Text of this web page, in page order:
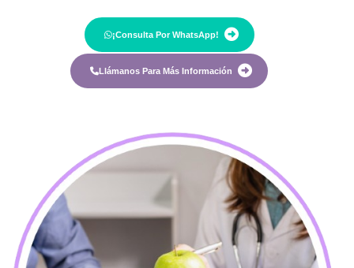
¡Consulta Por WhatsApp!
Llámanos Para Más Información